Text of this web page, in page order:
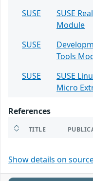
SUSE
SUSE
Module
SUSE
Tools
SUSE
SUSE
Micro
References
TITLE
Show details on